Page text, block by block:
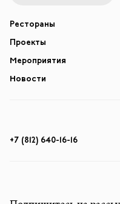
Рестораны
Проекты
Мероприятия
Новости
+7 (812) 640-16-16